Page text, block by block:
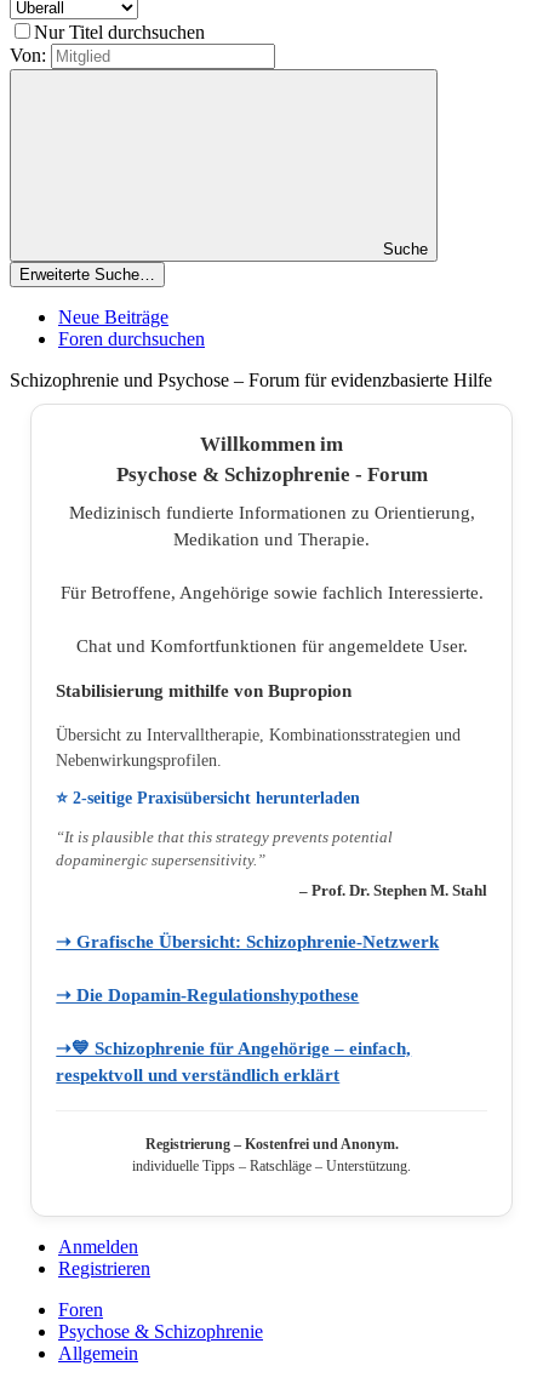
Nur Titel durchsuchen
Von:
Suche
Erweiterte Suche…
Neue Beiträge
Foren durchsuchen
Schizophrenie und Psychose – Forum für evidenzbasierte Hilfe
Willkommen im
Psychose & Schizophrenie - Forum
Medizinisch fundierte Informationen zu Orientierung,
Medikation und Therapie.
Für Betroffene, Angehörige sowie fachlich Interessierte.
Chat und Komfortfunktionen für angemeldete User.
Stabilisierung mithilfe von Bupropion
Übersicht zu Intervalltherapie, Kombinationsstrategien und
Nebenwirkungsprofilen.
⭐ 2‑seitige Praxisübersicht herunterladen
“It is plausible that this strategy prevents potential
dopaminergic supersensitivity.”
– Prof. Dr. Stephen M. Stahl
➝ Grafische Übersicht: Schizophrenie‑Netzwerk
➝ Die Dopamin‑Regulationshypothese
➝💙 Schizophrenie für Angehörige – einfach,
respektvoll und verständlich erklärt
Registrierung – Kostenfrei und Anonym.
individuelle Tipps – Ratschläge – Unterstützung.
Anmelden
Registrieren
Foren
Psychose & Schizophrenie
Allgemein